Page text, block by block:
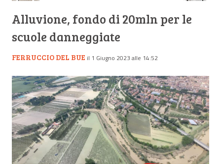
Alluvione, fondo di 20mln per le
scuole danneggiate
FERRUCCIO DEL BUE il 1 Giugno 2023 alle 14:52